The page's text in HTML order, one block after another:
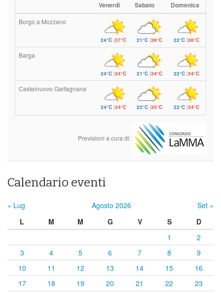
Venerdì Sabato Domenica
Borgo a Mozzano
24°C|37°C 21°C|36°C 22°C |36°C
Barga
24°C|34°C 21°C|34°C 22°C |34°C
Castelnuovo Garfagnana
24°C|34°C 22°C|35°C 22°C |34°C
Previsioni a cura di:
Calendario eventi
« Lug Agosto 2026
Set »
L
M M G V S
D
1
2
3
4 5 6 7 8
9
10
11 12 13 14 15
16
17
18 19 20 21 22
23